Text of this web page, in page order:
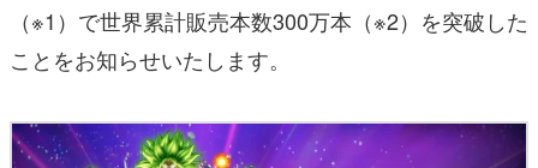
（※1）で世界累計販売本数300万本（※2）を突破した
ことをお知らせいたします。